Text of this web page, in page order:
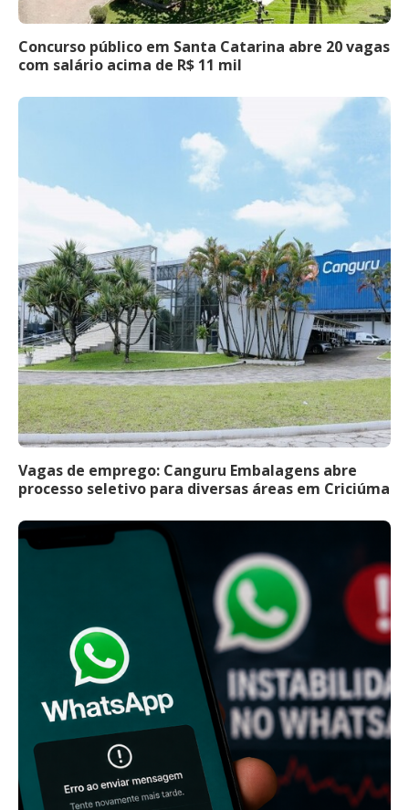
Concurso público em Santa Catarina abre 20 vagas
com salário acima de R$ 11 mil
Vagas de emprego: Canguru Embalagens abre
processo seletivo para diversas áreas em Criciúma